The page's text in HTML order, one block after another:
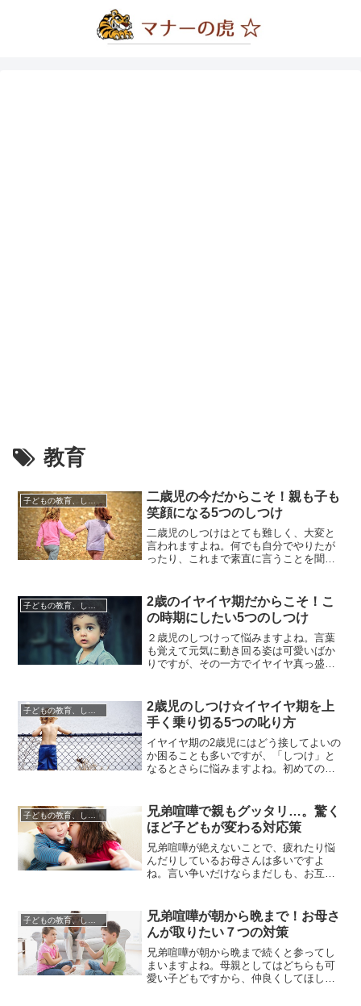
教育
子どもの教育、しつけについて
二歳児の今だからこそ！親も子も
笑顔になる5つのしつけ
二歳児のしつけはとても難しく、大変と
言われますよね。何でも自分でやりたが
ったり、これまで素直に言うことを聞い
もあるでしょう。しかし、この「魔の二
歳児」「イヤイヤ期」とも称される時期
は、まさに自我が順調に発達してきたか
らこそこのようになる、ということ...
子どもの教育、しつけについて
2歳のイヤイヤ期だからこそ！こ
の時期にしたい5つのしつけ
２歳児のしつけって悩みますよね。言葉
も覚えて元気に動き回る姿は可愛いばか
りですが、その一方でイヤイヤ真っ盛
い！もどかしさに癇癪を起す時もありま
す。２歳でもしつけが大切と思いながら
も振り回されて、どう接してよいのか途
方に暮れている親御さんも多いことで...
子どもの教育、しつけについて
2歳児のしつけ☆イヤイヤ期を上
手く乗り切る5つの叱り方
イヤイヤ期の2歳児にはどう接してよいの
か困ることも多いですが、「しつけ」と
なるとさらに悩みますよね。初めてのお
ヤイヤ期は、第一反抗期と言われていま
す。反抗期と言われるくらいですから、
癇癪を起こしたり、イライラしたりする
ことも日常茶飯事。ただ、一方で...
子どもの教育、しつけについて
兄弟喧嘩で親もグッタリ…。驚く
ほど子どもが変わる対応策
兄弟喧嘩が絶えないことで、疲れたり悩
んだりしているお母さんは多いですよ
ね。言い争いだけならまだしも、お互い
まい、叱りつけたりしてしまうこと
も…。しかし、実は親の対応次第で、子
どもの態度が驚くほど変わるもの。上手
く対応ができれば、喧嘩もコミュニケー
シ...
子どもの教育、しつけについて
兄弟喧嘩が朝から晩まで！お母さ
んが取りたい７つの対策
兄弟喧嘩が朝から晩まで続くと参ってし
まいますよね。母親としてはどちらも可
愛い子どもですから、仲良くしてほしい